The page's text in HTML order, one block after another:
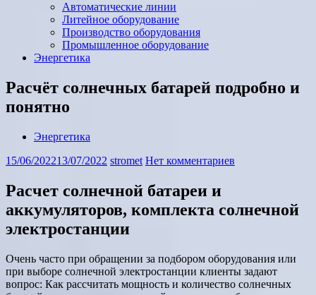
Автоматические линии
Литейное оборудование
Производство оборудования
Промышленное оборудование
Энергетика
Расчёт солнечных батарей подробно и
понятно
Энергетика
15/06/202213/07/2022 stromet Нет комментариев
Расчет солнечной батареи и
аккумуляторов, комплекта солнечной
электростанции
Очень часто при обращении за подбором оборудования или
при выборе солнечной электростанции клиенты задают
вопрос: Как рассчитать мощность и количество солнечных